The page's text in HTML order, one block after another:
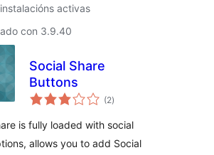
activas
con 3.9.40
Social Share
Buttons
(2valoracións
totais
)
is fully loaded with social
allows you to add Social